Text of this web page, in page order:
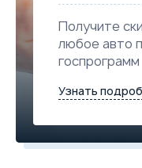
Получите
любое авто
госпрограмм
Узнать